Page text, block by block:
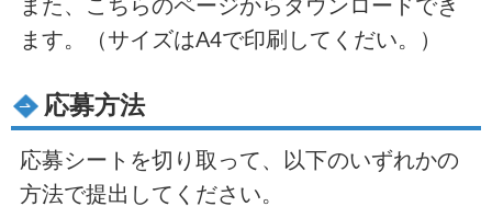
また、こちらのページからダウンロードでき
ます。（サイズはA4で印刷してくだい。）
応募方法
応募シートを切り取って、以下のいずれかの
方法で提出してください。